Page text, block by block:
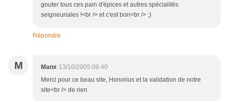
gouter tous ces pain d'épices et autres spécialités
seigneuriales !<br /> et c'est bon<br /> ;)
Répondre
M Manx 13/10/2005 09:40
Merci pour ce beau site, Honorius et la validation de notre
site<br /> de rien